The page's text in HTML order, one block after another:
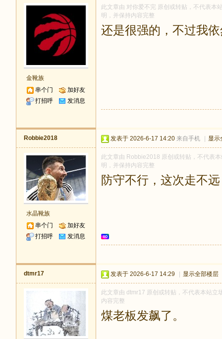
金靴族
串个门
加好友
打招呼
发消息
此文章由 对你爱不完 原创或转贴，不代表本
明，并保持内容完整
还是很强的，不过我
Robbie2018
水晶靴族
串个门
加好友
打招呼
发消息
发表于 2026-6-17 14:20 来自手机 显示
此文章由 Robbie2018 原创或转贴，不代表
明，并保持内容完整
防守不行，这次走不
dtmr17 发表于 2026-6-17 14:29 显示全部楼层
此文章由 dtmr17 原创或转贴，不代表本站
内容完整
煤老板发飙了。